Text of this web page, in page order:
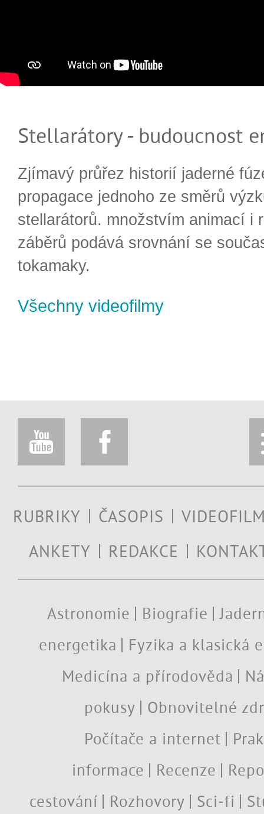
Stellarátory - budoucnost
Zjímavý průřez historií jaderné
propagace jednoho ze směrů
stellarátorů. množstvím animací i
záběrů podává srovnání se
tokamaky.
Všechny videofilmy
RUBRIKY ČASOPIS
ANKETY
REDAKCE
Astronomie Biografie
energetika
Fyzika a klasická
Medicína a přírodověda
pokusy
Obnovitelné
Počítače a internet
informace
Recenze
cestování
Rozhovory Sci-fi